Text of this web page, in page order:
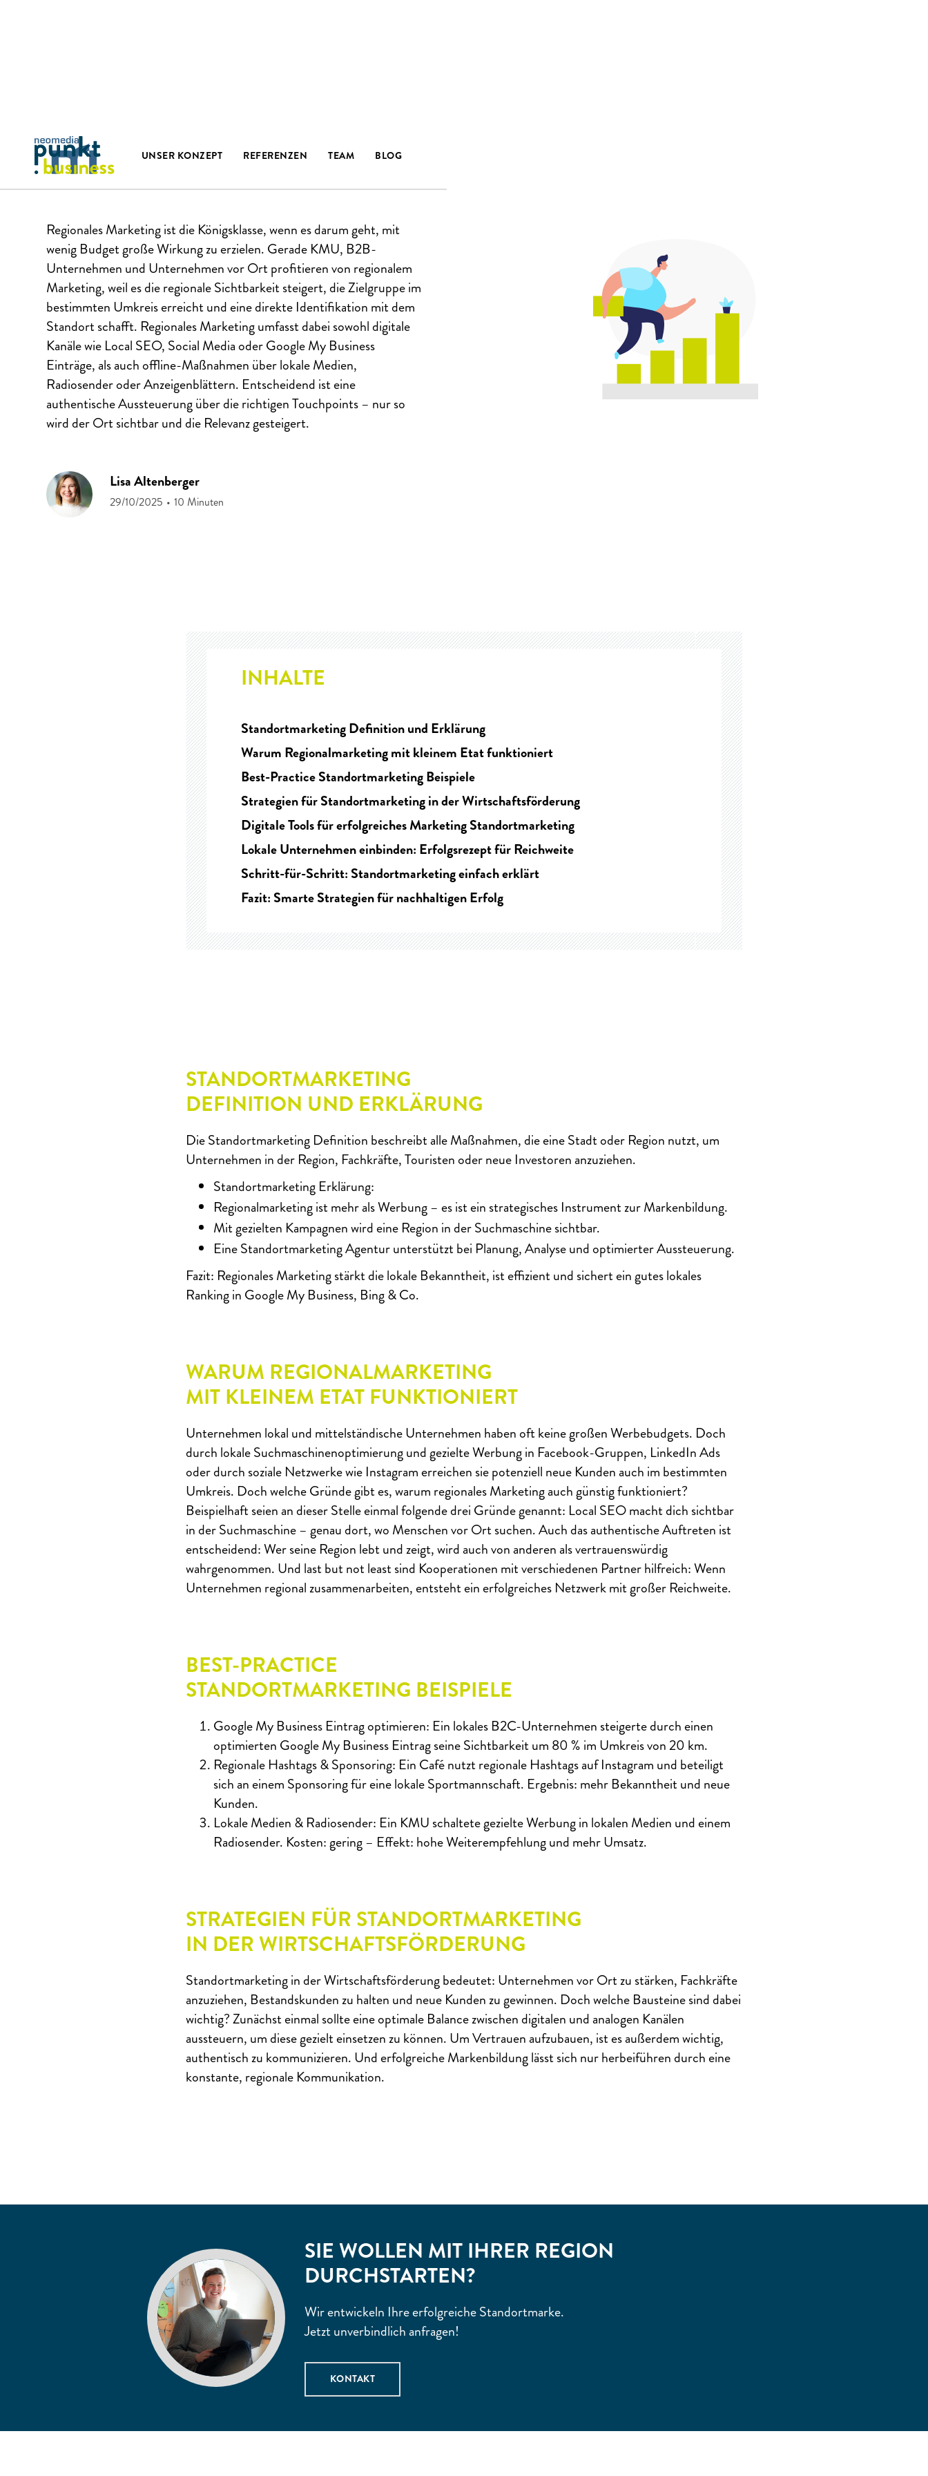
UNSER KONZEPT REFERENZEN TEAM BLOG
SMARTES REGIONALMARKETING MIT
KLEINEM ETAT: LOKALE WIRTSCHAFT
ERFOLGREICH EINBINDEN
Regionales Marketing ist die Königsklasse, wenn es darum geht, mit
wenig Budget große Wirkung zu erzielen. Gerade KMU, B2B-
Unternehmen und Unternehmen vor Ort profitieren von regionalem
Marketing, weil es die regionale Sichtbarkeit steigert, die Zielgruppe im
bestimmten Umkreis erreicht und eine direkte Identifikation mit dem
Standort schafft. Regionales Marketing umfasst dabei sowohl digitale
Kanäle wie Local SEO, Social Media oder Google My Business
Einträge, als auch offline-Maßnahmen über lokale Medien,
Radiosender oder Anzeigenblättern. Entscheidend ist eine
authentische Aussteuerung über die richtigen Touchpoints – nur so
wird der Ort sichtbar und die Relevanz gesteigert.
Lisa Altenberger
29/10/2025 • 10 Minuten
INHALTE
Standortmarketing Definition und Erklärung
Warum Regionalmarketing mit kleinem Etat funktioniert
Best-Practice Standortmarketing Beispiele
Strategien für Standortmarketing in der Wirtschaftsförderung
Digitale Tools für erfolgreiches Marketing Standortmarketing
Lokale Unternehmen einbinden: Erfolgsrezept für Reichweite
Schritt-für-Schritt: Standortmarketing einfach erklärt
Fazit: Smarte Strategien für nachhaltigen Erfolg
STANDORTMARKETING
DEFINITION UND ERKLÄRUNG
Die Standortmarketing Definition beschreibt alle Maßnahmen, die eine Stadt oder Region nutzt, um
Unternehmen in der Region, Fachkräfte, Touristen oder neue Investoren anzuziehen.
Standortmarketing Erklärung:
Regionalmarketing ist mehr als Werbung – es ist ein strategisches Instrument zur Markenbildung.
Mit gezielten Kampagnen wird eine Region in der Suchmaschine sichtbar.
Eine Standortmarketing Agentur unterstützt bei Planung, Analyse und optimierter Aussteuerung.
Fazit: Regionales Marketing stärkt die lokale Bekanntheit, ist effizient und sichert ein gutes lokales
Ranking in Google My Business, Bing & Co.
WARUM REGIONALMARKETING
MIT KLEINEM ETAT FUNKTIONIERT
Unternehmen lokal und mittelständische Unternehmen haben oft keine großen Werbebudgets. Doch
durch lokale Suchmaschinenoptimierung und gezielte Werbung in Facebook-Gruppen, LinkedIn Ads
oder durch soziale Netzwerke wie Instagram erreichen sie potenziell neue Kunden auch im bestimmten
Umkreis. Doch welche Gründe gibt es, warum regionales Marketing auch günstig funktioniert?
Beispielhaft seien an dieser Stelle einmal folgende drei Gründe genannt: Local SEO macht dich sichtbar
in der Suchmaschine – genau dort, wo Menschen vor Ort suchen. Auch das authentische Auftreten ist
entscheidend: Wer seine Region lebt und zeigt, wird auch von anderen als vertrauenswürdig
wahrgenommen. Und last but not least sind Kooperationen mit verschiedenen Partner hilfreich: Wenn
Unternehmen regional zusammenarbeiten, entsteht ein erfolgreiches Netzwerk mit großer Reichweite.
BEST-PRACTICE
STANDORTMARKETING BEISPIELE
Google My Business Eintrag optimieren: Ein lokales B2C-Unternehmen steigerte durch einen
optimierten Google My Business Eintrag seine Sichtbarkeit um 80 % im Umkreis von 20 km.
Regionale Hashtags & Sponsoring: Ein Café nutzt regionale Hashtags auf Instagram und beteiligt
sich an einem Sponsoring für eine lokale Sportmannschaft. Ergebnis: mehr Bekanntheit und neue
Kunden.
Lokale Medien & Radiosender: Ein KMU schaltete gezielte Werbung in lokalen Medien und einem
Radiosender. Kosten: gering – Effekt: hohe Weiterempfehlung und mehr Umsatz.
STRATEGIEN FÜR STANDORTMARKETING
IN DER WIRTSCHAFTSFÖRDERUNG
Standortmarketing in der Wirtschaftsförderung bedeutet: Unternehmen vor Ort zu stärken, Fachkräfte
anzuziehen, Bestandskunden zu halten und neue Kunden zu gewinnen. Doch welche Bausteine sind dabei
wichtig? Zunächst einmal sollte eine optimale Balance zwischen digitalen und analogen Kanälen
aussteuern, um diese gezielt einsetzen zu können. Um Vertrauen aufzubauen, ist es außerdem wichtig,
authentisch zu kommunizieren. Und erfolgreiche Markenbildung lässt sich nur herbeiführen durch eine
konstante, regionale Kommunikation.
SIE WOLLEN MIT IHRER REGION
DURCHSTARTEN?
Wir entwickeln Ihre erfolgreiche Standortmarke.
Jetzt unverbindlich anfragen!
KONTAKT